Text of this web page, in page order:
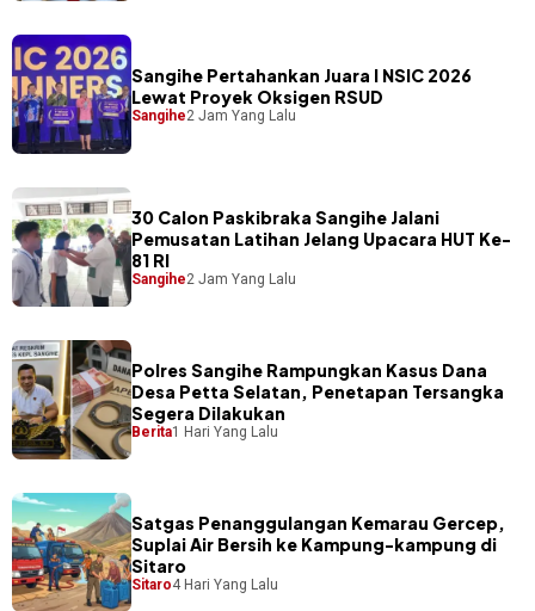
Sangihe Pertahankan Juara I NSIC 2026
Lewat Proyek Oksigen RSUD
Sangihe2 Jam Yang Lalu
30 Calon Paskibraka Sangihe Jalani
Pemusatan Latihan Jelang Upacara HUT Ke-
81 RI
Sangihe2 Jam Yang Lalu
Polres Sangihe Rampungkan Kasus Dana
Desa Petta Selatan, Penetapan Tersangka
Segera Dilakukan
Berita1 Hari Yang Lalu
Satgas Penanggulangan Kemarau Gercep,
Suplai Air Bersih ke Kampung-kampung di
Sitaro
Sitaro4 Hari Yang Lalu